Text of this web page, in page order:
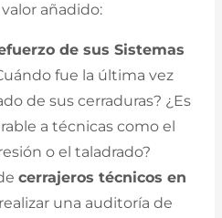
añadido:
de sus Sistemas
fue la última vez
de sus cerraduras? ¿Es
a técnicas como el
o el taladrado?
cerrajeros técnicos en
una auditoría de